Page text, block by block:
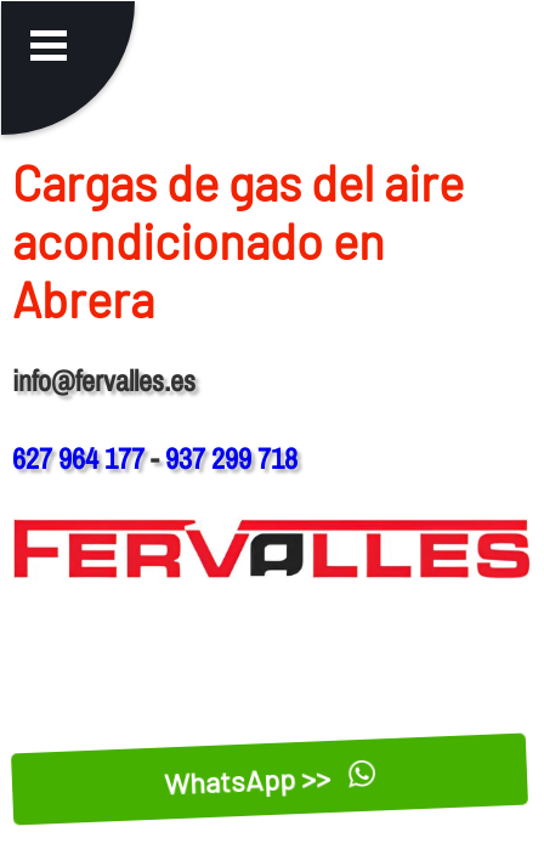
Cargas de gas del aire
acondicionado en
Abrera
info@fervalles.es
627 964 177-937 299 718
WhatsApp >>